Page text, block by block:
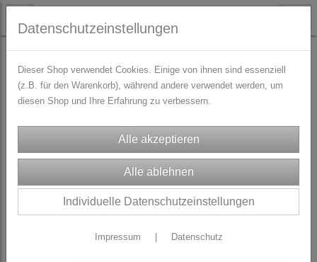
STOFFE Dirndl/Trachtenstoffe
Datenschutzeinstellungen
Dieser Shop verwendet Cookies. Einige von ihnen sind essenziell
(z.B. für den Warenkorb), während andere verwendet werden, um
diesen Shop und Ihre Erfahrung zu verbessern.
Individuelle Datenschutzeinstellungen
Impressum Datenschutz